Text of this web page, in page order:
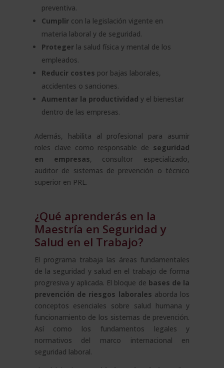
preventiva.
Cumplircon la legislación vigente en
materia laboral y de seguridad.
Protegerla salud física y mental de los
empleados.
Reducir costes por bajas laborales,
accidentes o sanciones.
Aumentar la productividad y el bienestar
dentro de las empresas.
Además, habilita al profesional para asumir
roles clave como responsable de seguridad
en empresas, consultor especializado,
auditor de sistemas de prevención o técnico
superior en PRL.
¿Qué aprenderás en la
Maestría en Seguridad y
Salud en el Trabajo?
El programa trabaja las áreas fundamentales
de la seguridad y salud en el trabajo de forma
progresiva y aplicada. El bloque de bases de la
prevención de riesgos laborales aborda los
conceptos esenciales sobre salud humana y
funcionamiento de los sistemas de prevención.
Así como los fundamentos legales y
normativos del marco internacional en
seguridad laboral.